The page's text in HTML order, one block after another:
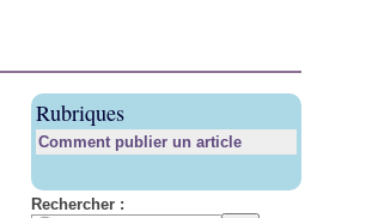
Rubriques
Comment publier un article
Rechercher :